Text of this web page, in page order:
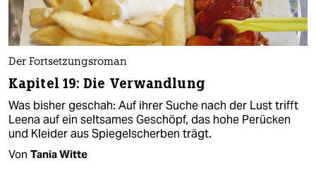
Der Fortsetzungsroman
Kapitel 19: Die Verwandlung
Was bisher geschah: Auf ihrer Suche nach der Lust trifft
Leena auf ein seltsames Geschöpf, das hohe Perücken
und Kleider aus Spiegelscherben trägt.
Von Tania Witte